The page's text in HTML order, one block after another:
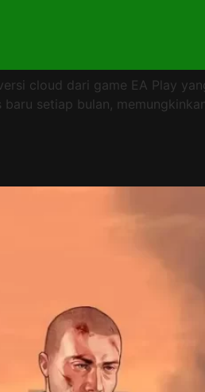
cloud dari game EA Play
setiap bulan,